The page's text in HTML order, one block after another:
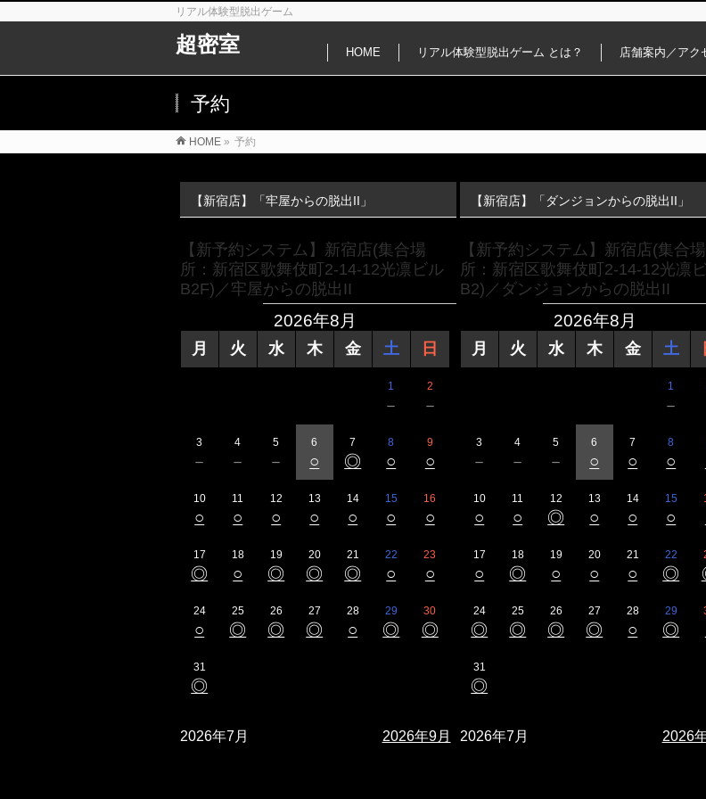
リアル体験型脱出ゲーム
超密室 HOME リアル体験型脱出ゲーム とは？ 店舗案内／アク
予約
HOME » 予約
【新宿店】「牢屋からの脱出II」
【新予約システム】新宿店(集合場
所：新宿区歌舞伎町2-14-12光凛ビル
B2F)／牢屋からの脱出II
2026年8月
月 火 水 木 金 土 日
1
－
2
－
3
－
4
－
5
－
6
○
7
◎
8
○
9
○
10
○
11
○
12
○
13
○
14
○
15
○
16
○
17
◎
18
○
19
◎
20
◎
21
◎
22
○
23
○
24
○
25
◎
26
◎
27
◎
28
○
29
◎
30
◎
31
◎
2026年7月 2026年9月
【新宿店】「ダンジョンからの脱出II」
【新予約システム】新宿店(集合場
所：新宿区歌舞伎町2-14-12光凛
B2)／ダンジョンからの脱出II
2026年8月
月 火 水 木 金 土
1
－
3
－
4
－
5
－
6
○
7
○
8
○
10
○
11
○
12
◎
13
○
14
○
15
○
17
○
18
◎
19
○
20
○
21
○
22
◎
24
◎
25
◎
26
◎
27
◎
28
○
29
◎
31
◎
2026年7月 2026